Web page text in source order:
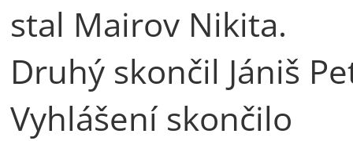
stal Mairov Nikita.
Druhý skončil Jániš
Vyhlášení skončilo